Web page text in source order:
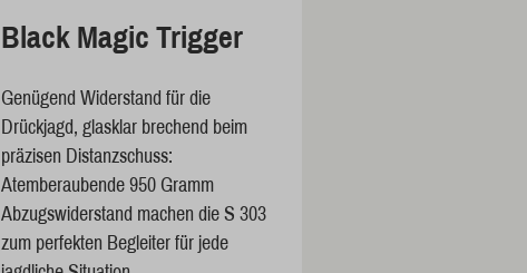
Black Magic Trigger
Genügend Widerstand für die
Drückjagd, glasklar brechend beim
präzisen Distanzschuss:
Atemberaubende 950 Gramm
Abzugswiderstand machen die S 303
zum perfekten Begleiter für jede